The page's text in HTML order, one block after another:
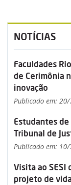
NOTÍCIAS
Faculdades
de Cerimônia
inovação
Publicado em:
Estudantes
Tribunal de
Publicado em:
Visita ao SESI
projeto de